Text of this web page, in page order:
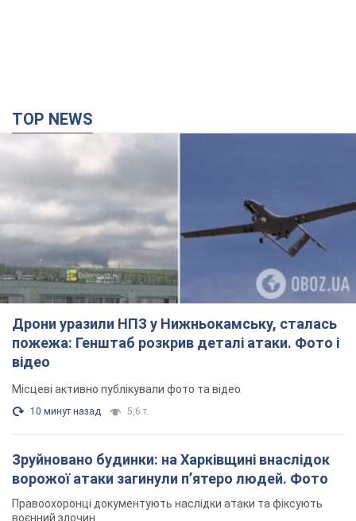
TOP NEWS
Дрони уразили НПЗ у Нижньокамську, сталась
пожежа: Генштаб розкрив деталі атаки. Фото і
відео
Місцеві активно публікували фото та відео
10 минут назад 5,6 т.
Зруйновано будинки: на Харківщині внаслідок
ворожої атаки загинули п’ятеро людей. Фото
Правоохоронці документують наслідки атаки та фіксують
воєнний злочин